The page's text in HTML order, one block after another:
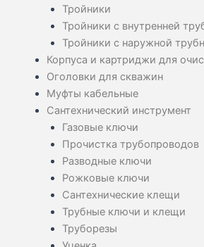
Тройники
Тройники с внутренней
Тройники с наружной
Корпуса и картриджи для
Оголовки для скважин
Муфты кабельные
Сантехнический инструмент
Газовые ключи
Прочистка трубопроводов
Разводные ключи
Рожковые ключи
Сантехнические клещи
Трубные ключи и клещи
Труборезы